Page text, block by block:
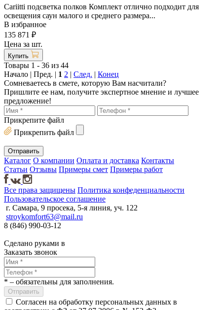
Cariitti подсветка полков Комплект отлично подходит для
освещения саун малого и среднего размера...
В избранное
135 871 ₽
Цена за шт.
Купить
Товары 1 - 36 из 44
Начало | Пред. | 1 2 | След. | Конец
Сомневаетесь в смете, которую Вам насчитали?
Пришлите ее нам, получите экспертное мнение и лучшее
предложение!
Прикрепите файл
Прикрепить файл
Каталог О компании Оплата и доставка Контакты
Статьи Отзывы Примеры смет Примеры работ
Все права защищены Политика конфеденциальности
Пользовательское соглашение
г. Самара, 9 просека, 5-я линия, уч. 122
stroykomfort63@mail.ru
8 (846) 990-03-12
Сделано руками в
Заказать звонок
* – обязательны для заполнения.
Согласен на обработку персональных данных в